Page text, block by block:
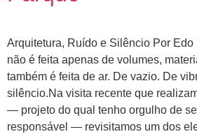
Arquitetura, Ruído e Silêncio Por Edo
não é feita apenas de volumes,
também é feita de ar. De vazio. De
silêncio.Na visita recente que
— projeto do qual tenho orgulho de
responsável — revisitamos um dos